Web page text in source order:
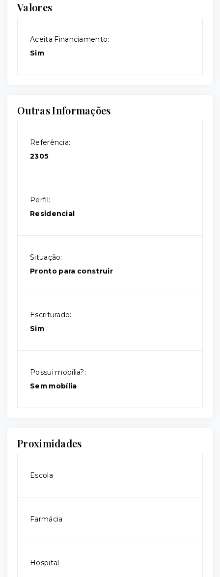
Valores
Aceita Financiamento:
Sim
Outras Informações
Referência:
2305
Perfil:
Residencial
Situação:
Pronto para construir
Escriturado:
Sim
Possui mobília?:
Sem mobília
Proximidades
Escola
Farmácia
Hospital